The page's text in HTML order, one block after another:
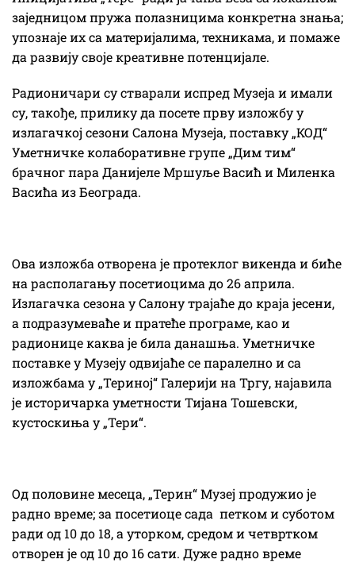
заједницом пружа полазницима конкретна знања;
упознаје их са материјалима, техникама, и помаже
да развију своје креативне потенцијале.
Радионичари су стварали испред Музеја и имали
су, такође, прилику да посете прву изложбу у
излагачкој сезони Салона Музеја, поставку „КОД“
Уметничке колаборативне групе „Дим тим“
брачног пара Данијеле Мршуље Васић и Миленка
Васића из Београда.
Ова изложба отворена је протеклог викенда и биће
на располагању посетиоцима до 26 априла.
Излагачка сезона у Салону трајаће до краја јесени,
а подразумеваће и пратеће програме, као и
радионице каква је била данашња. Уметничке
поставке у Музеју одвијаће се паралелно и са
изложбама у „Териној“ Галерији на Тргу, најавила
је историчарка уметности Тијана Тошевски,
кустоскиња у „Тери“.
Од половине месеца, „Терин“ Музеј продужио је
радно време; за посетиоце сада петком и суботом
ради од 10 до 18, а уторком, средом и четвртком
отворен је од 10 до 16 сати. Дуже радно време